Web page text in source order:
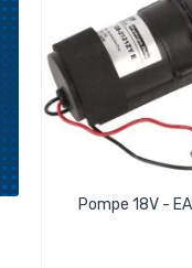
Pompe 18V -